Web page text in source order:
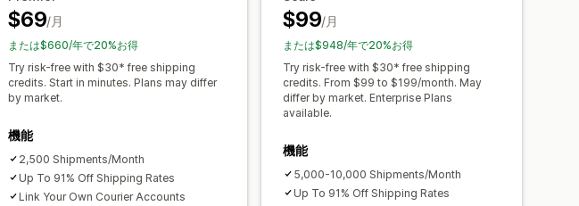
$69/月
または$660/年で20%お得
Try risk-free with $30* free shipping
credits. Start in minutes. Plans may differ
by market.
機能
2,500 Shipments/Month
Up To 91% Off Shipping Rates
Link Your Own Courier Accounts
$99/月
または$948/年で20%お得
Try risk-free with $30* free shipping
credits. From $99 to $199/month. May
differ by market. Enterprise Plans
available.
機能
5,000-10,000 Shipments/Month
Up To 91% Off Shipping Rates